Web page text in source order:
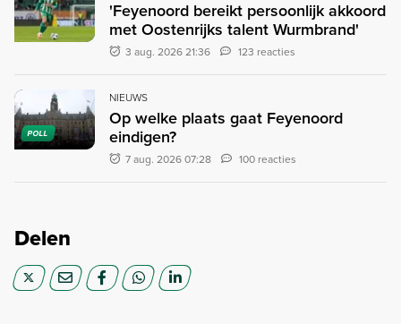
'Feyenoord bereikt persoonlijk akkoord
met Oostenrijks talent Wurmbrand'
3 aug. 2026 21:36 123 reacties
POLL
NIEUWS
Op welke plaats gaat Feyenoord
eindigen?
7 aug. 2026 07:28 100 reacties
Delen